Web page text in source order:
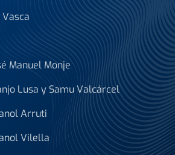
Manuel Monje
Lusa y Samu Valcárcel
Arruti
Vilella